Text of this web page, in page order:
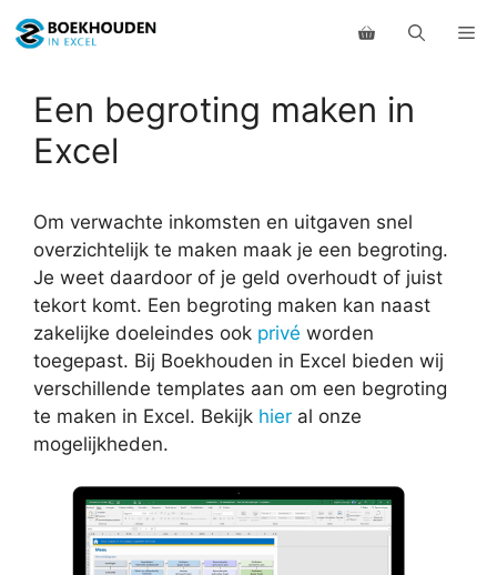
naar
inhoudEen begroting maken in
Excel
Om verwachte inkomsten en uitgaven snel
overzichtelijk te maken maak je een begroting.
Je weet daardoor of je geld overhoudt of juist
tekort komt. Een begroting maken kan naast
zakelijke doeleindes ook privé worden
toegepast. Bij Boekhouden in Excel bieden wij
verschillende templates aan om een begroting
te maken in Excel. Bekijk hier al onze
mogelijkheden.